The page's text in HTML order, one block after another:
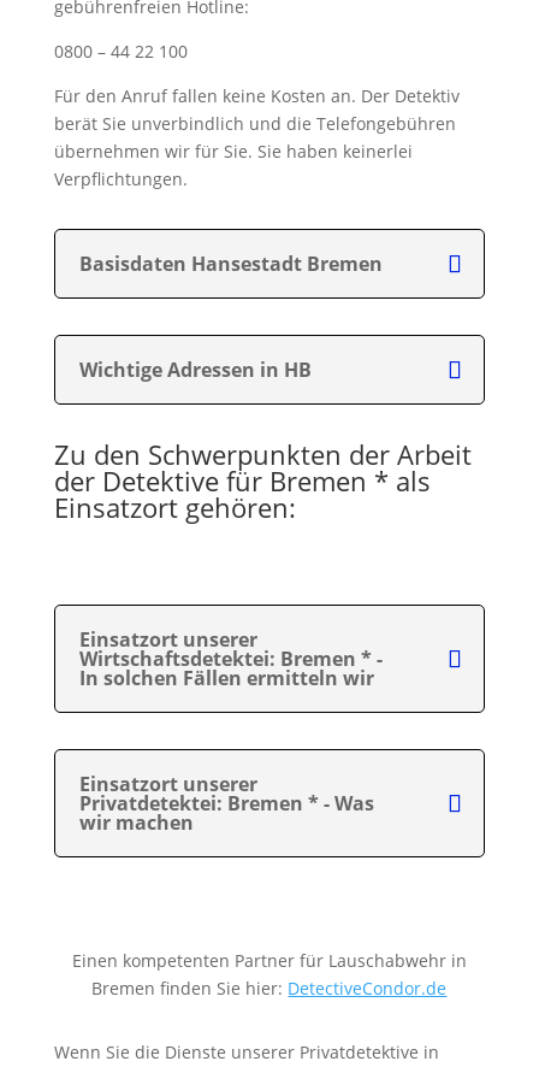
gebührenfreien Hotline:
0800 – 44 22 100
Für den Anruf fallen keine Kosten an. Der Detektiv
berät Sie unverbindlich und die Telefongebühren
übernehmen wir für Sie. Sie haben keinerlei
Verpflichtungen.
Basisdaten Hansestadt Bremen
Wichtige Adressen in HB
Zu den Schwerpunkten der Arbeit
der Detektive für Bremen * als
Einsatzort gehören:
Einsatzort unserer
Wirtschaftsdetektei: Bremen * -
In solchen Fällen ermitteln wir
Einsatzort unserer
Privatdetektei: Bremen * - Was
wir machen
Einen kompetenten Partner für Lauschabwehr in
Bremen finden Sie hier: DetectiveCondor.de
Wenn Sie die Dienste unserer Privatdetektive in